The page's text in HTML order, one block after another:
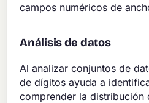
campos numéricos de
Análisis de datos
Al analizar conjuntos de
de dígitos ayuda a
comprender la distribución